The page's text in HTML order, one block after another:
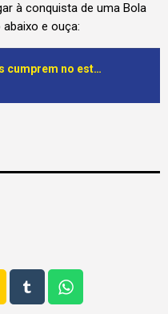
à conquista de uma Bola
e ouça:
Palancas Negras cumprem no estágio preparatório em solo marroquino mais um dia da preparação do primeiro particular com a Mauritânia